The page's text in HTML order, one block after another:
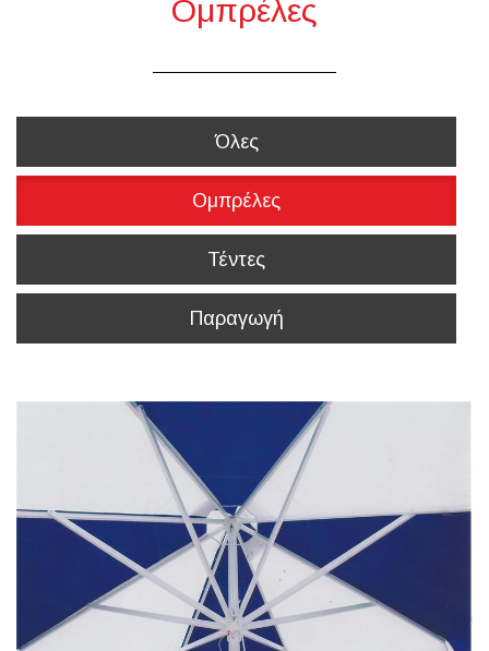
Ομπρέλες
Όλες
Ομπρέλες
Τέντες
Παραγωγή